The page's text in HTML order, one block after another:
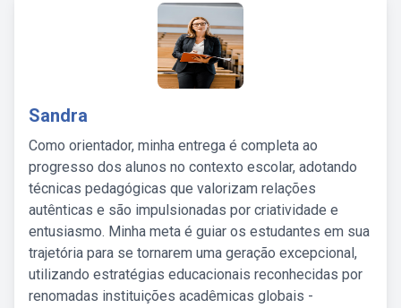
Sandra
Como orientador, minha entrega é completa ao
progresso dos alunos no contexto escolar, adotando
técnicas pedagógicas que valorizam relações
autênticas e são impulsionadas por criatividade e
entusiasmo. Minha meta é guiar os estudantes em sua
trajetória para se tornarem uma geração excepcional,
utilizando estratégias educacionais reconhecidas por
renomadas instituições acadêmicas globais -